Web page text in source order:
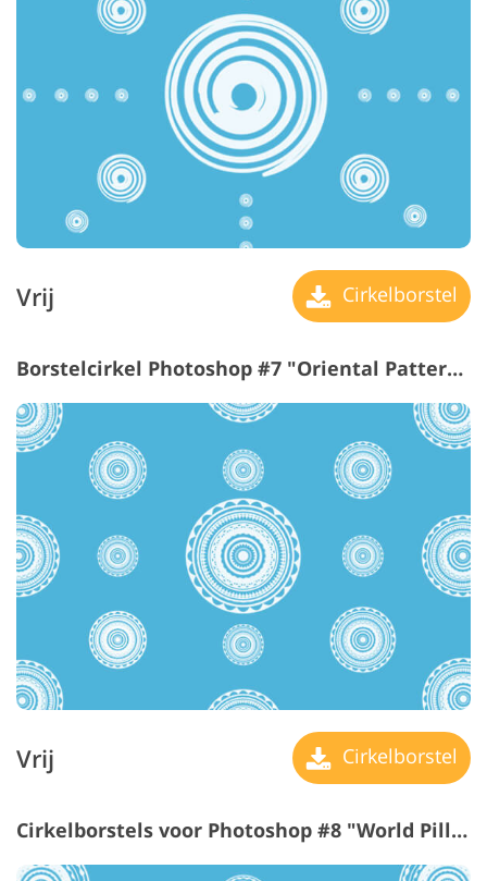
Vrij Cirkelborstel
Borstelcirkel Photoshop #7 "Oriental Patterns"
Vrij Cirkelborstel
Cirkelborstels voor Photoshop #8 "World Pillars"